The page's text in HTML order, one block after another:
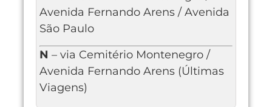
Avenida Fernando Arens / Avenida
São Paulo
N – via Cemitério Montenegro /
Avenida Fernando Arens (Últimas
Viagens)